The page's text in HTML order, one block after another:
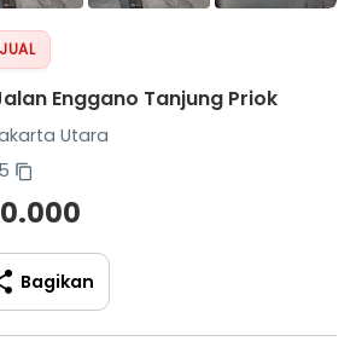
JUAL
Enggano Tanjung Priok
Utara
Bagikan